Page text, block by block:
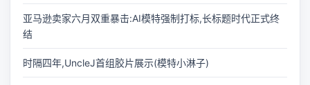
亚马逊卖家六月双重暴击:AI模特强制打标,长标题时代正式终
结
时隔四年,UncleJ首组胶片展示(模特小淋子)